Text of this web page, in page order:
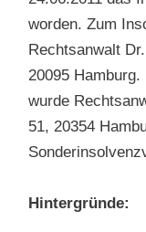
worden. Zum
Rechtsanwalt
20095
wurde
51, 20354
Hintergründe: